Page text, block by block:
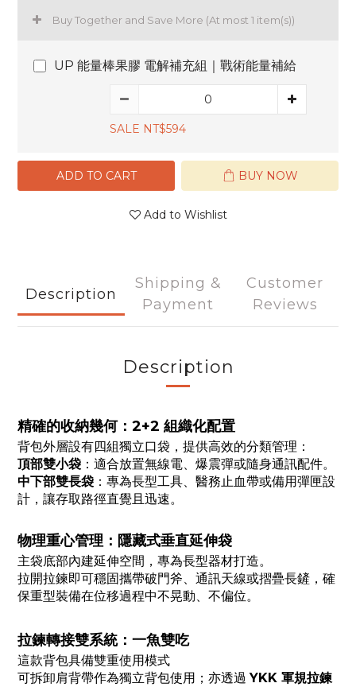
Buy Together and Save More (At most 1 item(s))
UP 能量棒果膠 電解補充組｜戰術能量補給
SALE NT$594
ADD TO CART BUY NOW
Add to Wishlist
Description
Shipping &
Payment
Customer
Reviews
Description
精確的收納幾何：2+2 組織化配置
背包外層設有四組獨立口袋，提供高效的分類管理：
頂部雙小袋 ：適合放置無線電、爆震彈或隨身通訊配件。
中下部雙長袋 ：專為長型工具、醫務止血帶或備用彈匣設
計，讓存取路徑直覺且迅速。
物理重心管理：隱藏式垂直延伸袋
主袋底部內建延伸空間，專為長型器材打造。
拉開拉鍊即可穩固攜帶破門斧、通訊天線或摺疊長鏟，確
保重型裝備在位移過程中不晃動、不偏位。
拉鍊轉接雙系統：一魚雙吃
這款背包具備雙重使用模式
可拆卸肩背帶作為獨立背包使用；亦透過YKK 軍規拉鍊